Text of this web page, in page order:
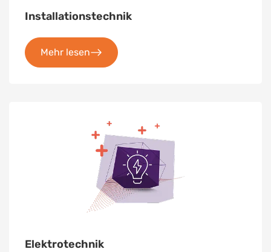
Installationstechnik
Mehr lesen
Elektrotechnik